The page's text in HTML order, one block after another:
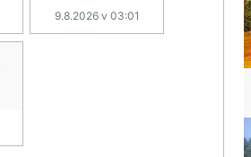
9.8.2026 v 03:01